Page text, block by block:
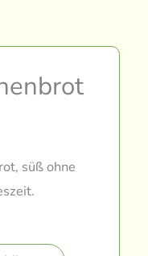
süß ohne